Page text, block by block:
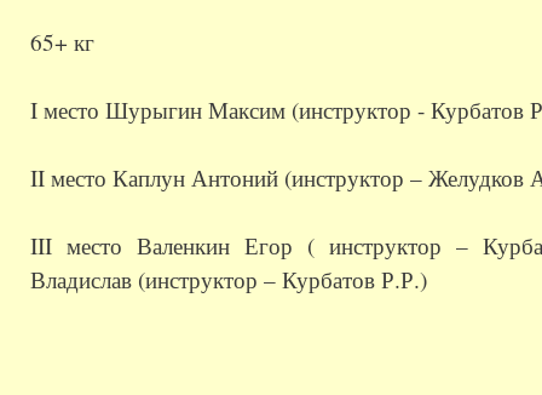
65+ кг
I место Шурыгин Максим (инструктор - Курбатов
II место Каплун Антоний (инструктор – Желудков
III место Валенкин Егор ( инструктор –
Владислав (инструктор – Курбатов Р.Р.)